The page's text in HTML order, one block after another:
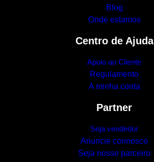
Blog
Onde estamos
Centro de Ajuda
Apoio ao Cliente
Regulamento
A minha conta
Partner
Seja vendedor
Anuncie connosco
Seja nosso parceiro